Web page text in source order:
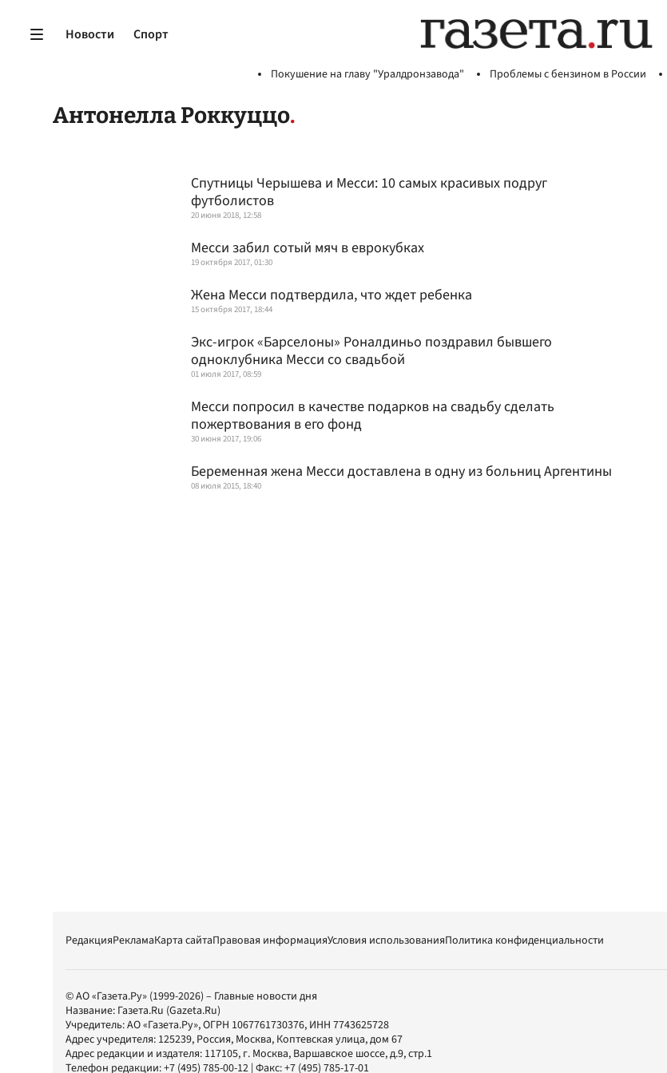
Новости Спорт
Покушение на главу "Уралдронзавода" Проблемы с бензином в России
Антонелла Роккуццо
Спутницы Черышева и Месси: 10 самых красивых подруг
футболистов
20 июня 2018, 12:58
Месси забил сотый мяч в еврокубках
19 октября 2017, 01:30
Жена Месси подтвердила, что ждет ребенка
15 октября 2017, 18:44
Экс-игрок «Барселоны» Роналдиньо поздравил бывшего
одноклубника Месси со свадьбой
01 июля 2017, 08:59
Месси попросил в качестве подарков на свадьбу сделать
пожертвования в его фонд
30 июня 2017, 19:06
Беременная жена Месси доставлена в одну из больниц Аргентины
08 июля 2015, 18:40
РедакцияРекламаКарта сайтаПравовая информацияУсловия использованияПолитика конфиденциальности
© АО «Газета.Ру» (1999-2026) – Главные новости дня
Название: Газета.Ru (Gazeta.Ru)
Учредитель:АО «Газета.Ру», ОГРН 1067761730376, ИНН 7743625728
Адрес учредителя: 125239, Россия, Москва, Коптевская улица, дом 67
Адрес редакции и издателя: 117105, г. Москва, Варшавское шоссе, д.9, стр.1
Телефон редакции:+7 (495) 785-00-12 | Факс:+7 (495) 785-17-01